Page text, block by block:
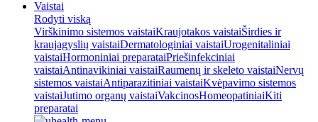
Vaistai
Rodyti viską
Virškinimo sistemos vaistaiKraujotakos vaistaiŠirdies ir
kraujagyslių vaistaiDermatologiniai vaistaiUrogenitaliniai
vaistaiHormoniniai preparataiPriešinfekciniai
vaistaiAntinavikiniai vaistaiRaumenų ir skeleto vaistaiNervų
sistemos vaistaiAntiparazitiniai vaistaiKvėpavimo sistemos
vaistaiJutimo organų vaistaiVakcinosHomeopatiniaiKiti
preparatai